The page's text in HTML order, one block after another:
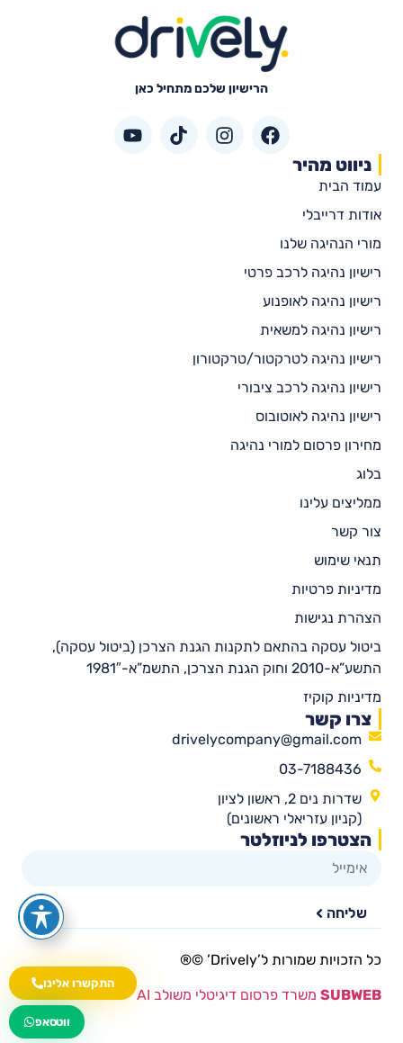
התקשרו אלינו
wa.me/535216644
ווטסאפ
הרישיון שלכם מתחיל כאן
ניווט מהיר
עמוד הבית
אודות דרייבלי
מורי הנהיגה שלנו
רישיון נהיגה לרכב פרטי
רישיון נהיגה לאופנוע
רישיון נהיגה למשאית
רישיון נהיגה לטרקטור/טרקטורון
רישיון נהיגה לרכב ציבורי
רישיון נהיגה לאוטובוס
מחירון פרסום למורי נהיגה
בלוג
ממליצים עלינו
צור קשר
תנאי שימוש
מדיניות פרטיות
הצהרת נגישות
ביטול עסקה בהתאם לתקנות הגנת הצרכן (ביטול עסקה),
התשע”א-2010 וחוק הגנת הצרכן, התשמ”א-1981″
מדיניות קוקיז
צרו קשר
drivelycompany@gmail.com
03-7188436
שדרות נים 2, ראשון לציון
(קניון עזריאלי ראשונים)
הצטרפו לניוזלטר
שליחה
כל הזכויות שמורות ל’Drively’ ©®​
SUBWEB משרד פרסום דיגיטלי משולב AI